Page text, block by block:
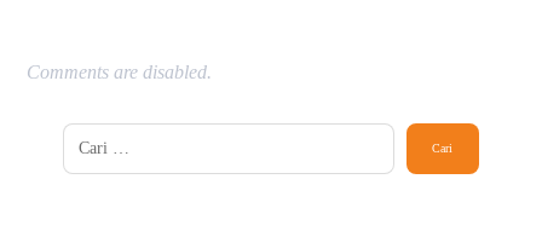
Comments are disabled.